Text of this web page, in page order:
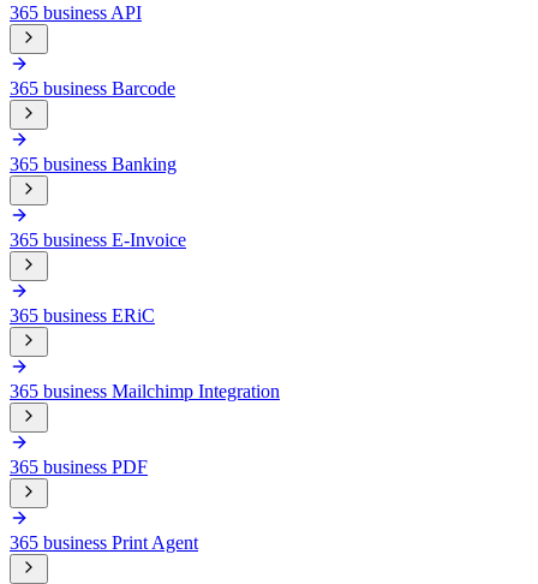
365 business API
365 business Barcode
365 business Banking
365 business E-Invoice
365 business ERiC
365 business Mailchimp Integration
365 business PDF
365 business Print Agent